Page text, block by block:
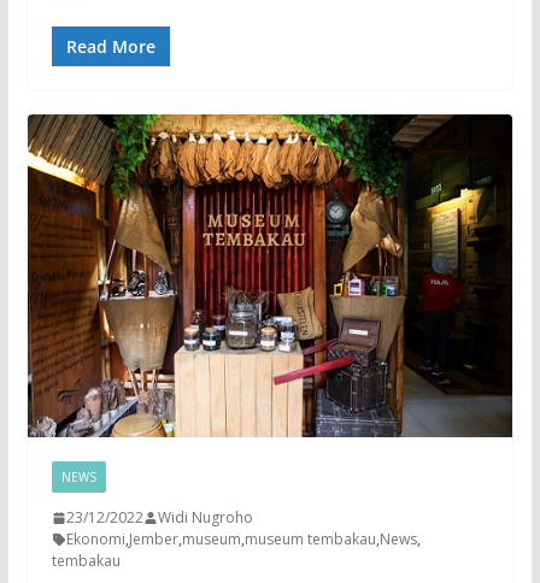
Read More
NEWS
23/12/2022
Widi Nugroho
Ekonomi,Jember,museum,museum tembakau,News,
tembakau